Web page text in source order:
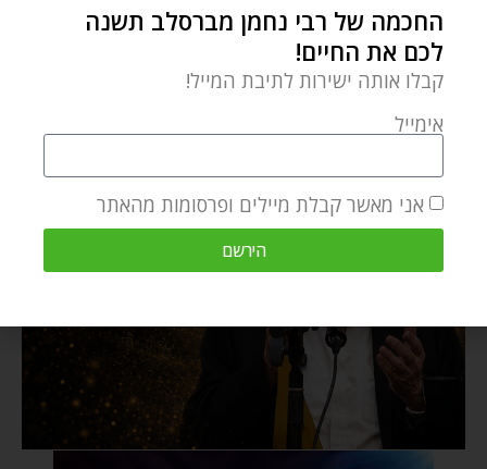
החכמה של רבי נחמן מברסלב תשנה
לכם את החיים!
קבלו אותה ישירות לתיבת המייל!
אימייל
אני מאשר קבלת מיילים ופרסומות מהאתר
הירשם